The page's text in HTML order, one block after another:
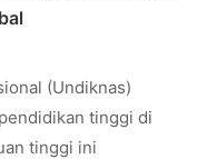
(Undiknas)
tinggi di
tinggi ini